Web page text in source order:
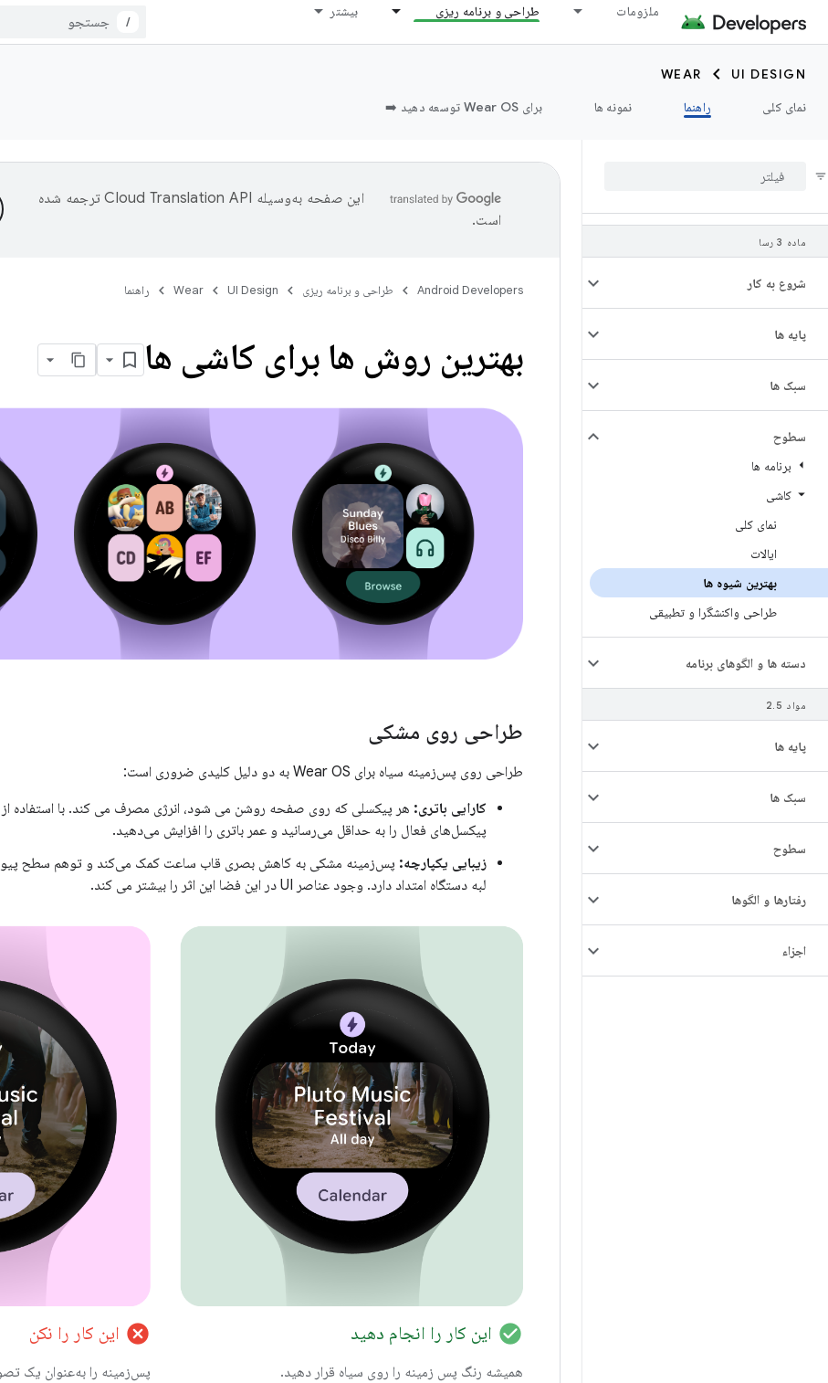
ملزومات طراحی و برنامه ریزی بیشتر
/
UI DESIGN
WEAR
نمای کلی
راهنما نمونه ها برای Wear OS توسعه دهید ➡️
ماده 3 رسا
شروع به کار
پایه ها
سبک ها
سطوح
برنامه ها
کاشی
نمای کلی
ایالات
بهترین شیوه ها
طراحی واکنشگرا و تطبیقی
دسته ها و الگوهای برنامه
مواد 2 . 5
پایه ها
سبک ها
سطوح
رفتارها و الگوها
اجزاء
این صفحه به‌وسیله
ترجمه شده
است.
Android Developers طراحی و برنامه ریزی UI Design
Wear راهنما
بهترین روش ها برای کاشی ها
طراحی روی مشکی
طراحی روی پس‌زمینه سیاه برای Wear OS به دو دلیل کلیدی ضروری است:
کارایی باتری: هر پیکسلی که روی صفحه روشن می شود، انرژی مصرف می کند. با استفاده از
پیکسل‌های فعال را به حداقل می‌رسانید و عمر باتری را افزایش می‌دهید.
زیبایی یکپارچه: پس‌زمینه مشکی به کاهش بصری قاب ساعت کمک می‌کند و توهم سطح
لبه دستگاه امتداد دارد. وجود عناصر UI در این فضا این اثر را بیشتر می کند.
check_circle این کار را انجام دهید
همیشه رنگ پس زمینه را روی سیاه قرار دهید.
cancel این کار را نکن
پس‌زمینه را به‌عنوان یک